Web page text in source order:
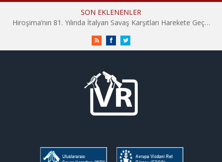
SON EKLENENLER
Hiroşima’nın 81. Yılında İtalyan Savaş Karşıtları Harekete Geçti: “Hatırlamak yeterli değil”
RSS FacebookTwitter